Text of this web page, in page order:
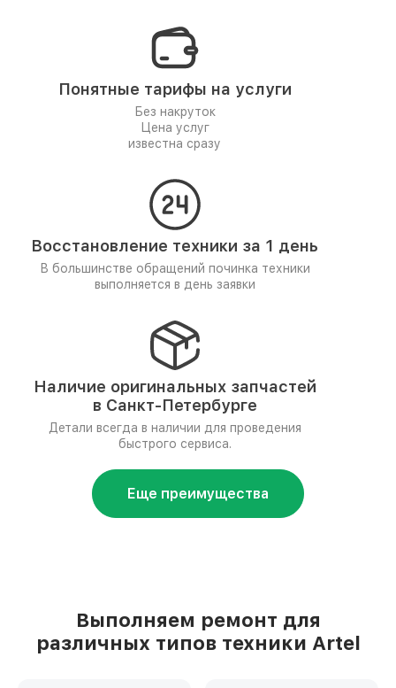
Понятные тарифы на услуги
Без накруток
Цена услуг
известна сразу
Восстановление техники за 1 день
В большинстве обращений починка техники
выполняется в день заявки
Наличие оригинальных запчастей
в Санкт-Петербурге
Детали всегда в наличии для проведения
быстрого сервиса.
Еще преимущества
Выполняем ремонт для
различных типов техники Artel